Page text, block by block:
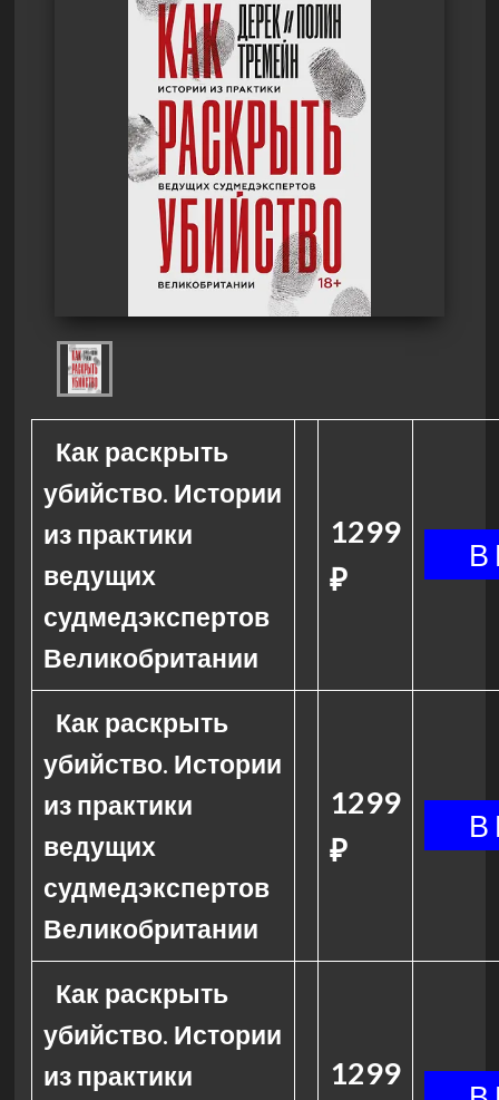
Как раскрыть
убийство. Истории
из практики
ведущих
судмедэкспертов
Великобритании
1299
₽
Как раскрыть
убийство. Истории
из практики
ведущих
судмедэкспертов
Великобритании
1299
₽
Как раскрыть
убийство. Истории
из практики
1299